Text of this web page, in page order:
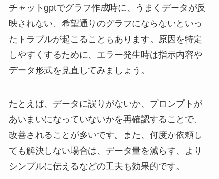
チャットgptでグラフ作成時に、うまくデータが反
映されない、希望通りのグラフにならないといっ
たトラブルが起こることもあります。原因を特定
しやすくするために、エラー発生時は指示内容や
データ形式を見直してみましょう。
たとえば、データに誤りがないか、プロンプトが
あいまいになっていないかを再確認することで、
改善されることが多いです。また、何度か依頼し
ても解決しない場合は、データ量を減らす、より
シンプルに伝えるなどの工夫も効果的です。